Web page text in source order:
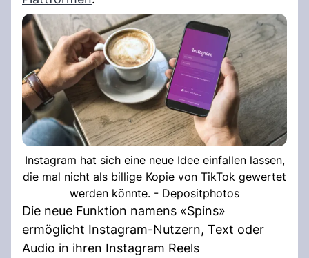
Instagram hat sich eine neue Idee einfallen lassen,
die mal nicht als billige Kopie von TikTok gewertet
werden könnte. - Depositphotos
Die neue Funktion namens «Spins»
ermöglicht Instagram-Nutzern, Text oder
Audio in ihren Instagram Reels